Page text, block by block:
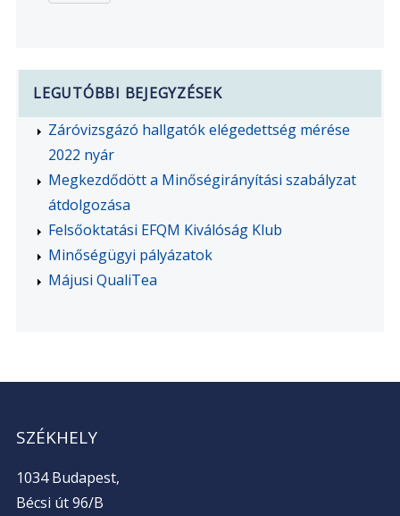
LEGUTÓBBI BEJEGYZÉSEK
Záróvizsgázó hallgatók elégedettség mérése
2022 nyár
Megkezdődött a Minőségirányítási szabályzat
átdolgozása
Felsőoktatási EFQM Kiválóság Klub
Minőségügyi pályázatok
Májusi QualiTea
SZÉKHELY
1034 Budapest,
Bécsi út 96/B